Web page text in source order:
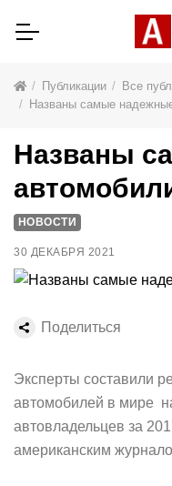
Публикации
Все
Названы самые
Эксперты составили
автомобилей в мире
автовладельцев за
американским
Названы
НОВОСТИ
30 ДЕКАБРЯ 2021
Поделиться